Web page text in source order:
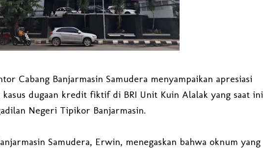
Cabang Banjarmasin Samudera menyampaikan apresiasi
dugaan kredit fiktif di BRI Unit Kuin Alalak yang saat ini
Negeri Tipikor Banjarmasin.
Samudera, Erwin, menegaskan bahwa oknum yang